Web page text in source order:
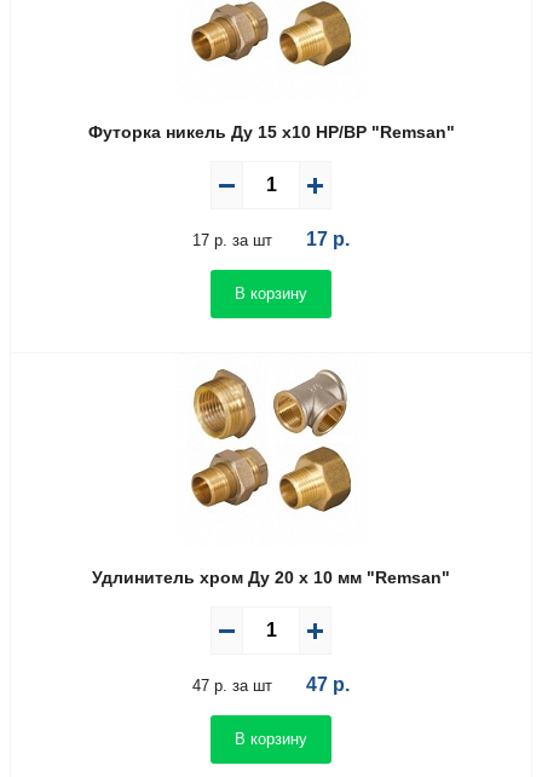
Футорка никель Ду 15 х10 НР/ВР "Remsan"
17 р. за шт 17 р.
В корзину
Удлинитель хром Ду 20 х 10 мм "Remsan"
47 р. за шт 47 р.
В корзину